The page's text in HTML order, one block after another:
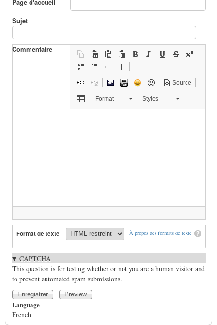
Page d'accueil
Sujet
Commentaire
Source
Format Styles
À propos des formats de texte
Format de texte
CAPTCHA
This question is for testing whether or not you are a human visitor and
to prevent automated spam submissions.
Language
French